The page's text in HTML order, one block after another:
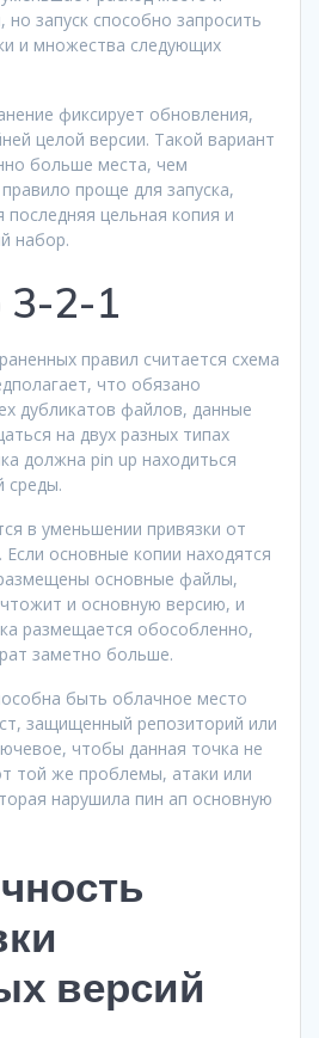
запуск способно запросить
и множества следующих
фиксирует обновления,
целой версии. Такой вариант
больше места, чем
проще для запуска,
цельная копия и
набор.
2-1
правил считается схема
что обязано
дубликатов файлов, данные
на двух разных типах
должна pin up находиться
среды.
в уменьшении привязки от
Если основные копии находятся
основные файлы,
и основную версию, и
размещается обособленно,
заметно больше.
быть облачное место
защищенный репозиторий или
чтобы данная точка не
той же проблемы, атаки или
нарушила пин ап основную
версий